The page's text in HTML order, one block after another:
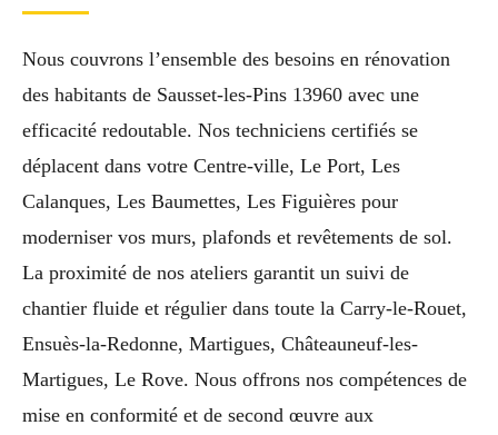
Nous couvrons l’ensemble des besoins en rénovation
des habitants de Sausset-les-Pins 13960 avec une
efficacité redoutable. Nos techniciens certifiés se
déplacent dans votre Centre-ville, Le Port, Les
Calanques, Les Baumettes, Les Figuières pour
moderniser vos murs, plafonds et revêtements de sol.
La proximité de nos ateliers garantit un suivi de
chantier fluide et régulier dans toute la Carry-le-Rouet,
Ensuès-la-Redonne, Martigues, Châteauneuf-les-
Martigues, Le Rove. Nous offrons nos compétences de
mise en conformité et de second œuvre aux